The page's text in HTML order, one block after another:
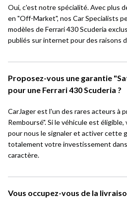
Oui, c'est notre spécialité. Avec plus
en "Off-Market", nos Car Specialists
modèles de Ferrari 430 Scuderia
publiés sur internet pour des raisons
Proposez-vous une garantie
pour une Ferrari 430 Scuderia ?
CarJager est l'un des rares acteurs à
Remboursé". Si le véhicule est
pour nous le signaler et activer cette
totalement votre investissement
caractère.
Vous occupez-vous de la